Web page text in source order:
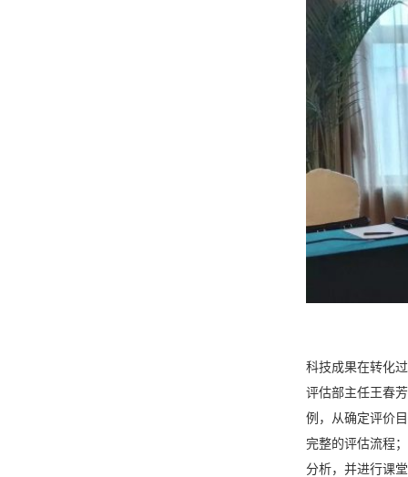
科技成果在转化
评估部主任王春
例，从确定评价
完整的评估流程
分析，并进行课